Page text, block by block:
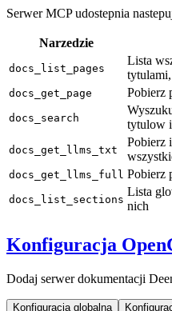
Serwer MCP udostepnia
Narzedzie
docs_list_pages
Lista
docs_get_page Pobierz
docs_search
tytulow
docs_get_llms_txt
Pobierz
docs_get_llms_full Pobierz
docs_list_sections
Lista
nich
Konfiguracja
Dodaj serwer dokumentacji
Konfiguracja globalna